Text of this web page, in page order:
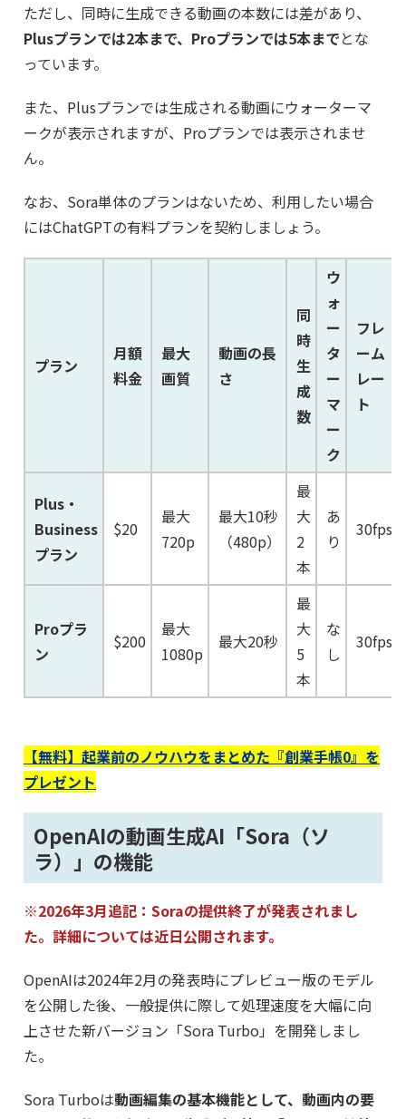
ただし、同時に生成できる動画の本数には差があり、
Plusプランでは2本まで、Proプランでは5本までとな
っています。
また、Plusプランでは生成される動画にウォーターマ
ークが表示されますが、Proプランでは表示されませ
ん。
なお、Sora単体のプランはないため、利用したい場合
にはChatGPTの有料プランを契約しましょう。
プラン
月額
料金
最大
画質
動画の長
さ
同
時
生
成
数
ウ
ォ
ー
タ
ー
マ
ー
ク
フレ
ーム
レー
ト
Plus・
Business
プラン
$20
最大
720p
最大10秒
（480p）
最
大
2
本
あ
り
30fps
Proプラ
ン
$200
最大
1080p
最大20秒
最
大
5
本
な
し
30fps
【無料】起業前のノウハウをまとめた『創業手帳0』を
プレゼント
OpenAIの動画生成AI「Sora（ソ
ラ）」の機能
※2026年3月追記：Soraの提供終了が発表されまし
た。詳細については近日公開されます。
OpenAIは2024年2月の発表時にプレビュー版のモデル
を公開した後、一般提供に際して処理速度を大幅に向
上させた新バージョン「Sora Turbo」を開発しまし
た。
Sora Turboは動画編集の基本機能として、動画内の要